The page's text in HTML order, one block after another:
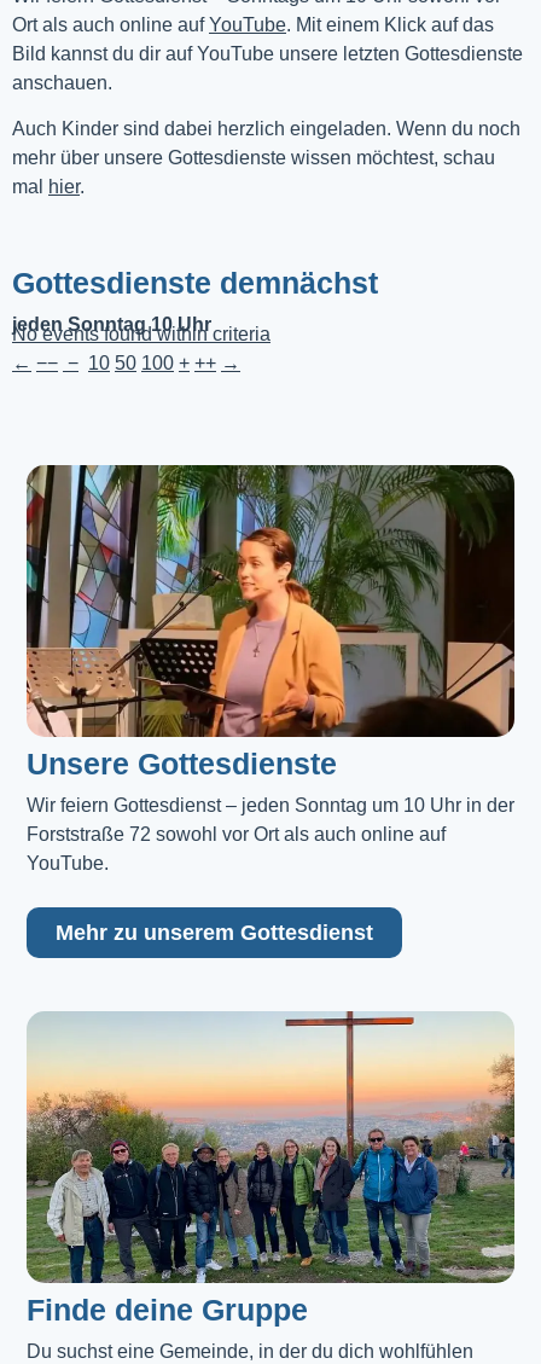
Ort als auch online auf YouTube. Mit einem Klick auf das
Bild kannst du dir auf YouTube unsere letzten Gottesdienste
anschauen.
Auch Kinder sind dabei herzlich eingeladen. Wenn du noch
mehr über unsere Gottesdienste wissen möchtest, schau
mal
hier.
Gottesdienste demnächst
jeden Sonntag 10 Uhr
No events found within criteria
← −− − 10 50 100 + ++ →
Unsere Gottesdienste
Wir feiern Gottesdienst – jeden Sonntag um 10 Uhr in der
Forststraße 72 sowohl vor Ort als auch online auf
YouTube.
Mehr zu unserem Gottesdienst
Finde deine Gruppe
Du suchst eine Gemeinde, in der du dich wohlfühlen